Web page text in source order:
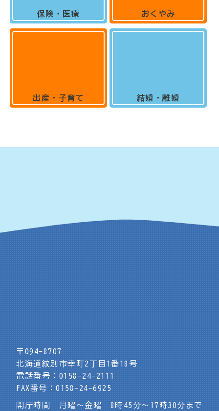
保険・医療
出産・子育て
おくやみ
結婚・離婚
〒094-8707
北海道紋別市幸町2丁目1番18号
電話番号：0158-24-2111
FAX番号：0158-24-6925
開庁時間 月曜～金曜 8時45分～17時30分まで